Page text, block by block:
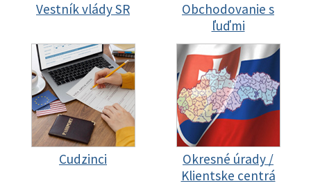
Vestník vlády SR
Obchodovanie s
ľuďmi
Cudzinci
Okresné úrady /
Klientske centrá